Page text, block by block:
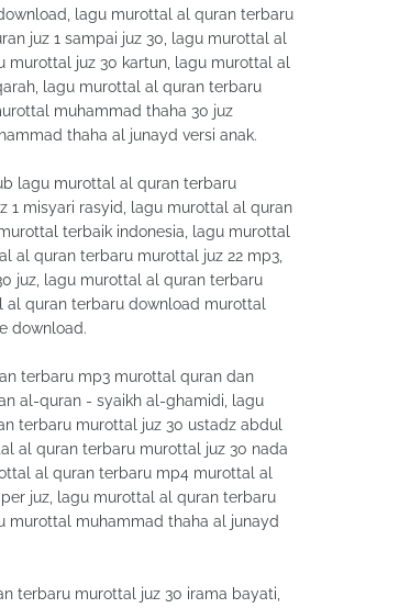
lagu murottal al quran terbaru
juz 1 sampai juz 30, lagu murottal al
juz 30 kartun, lagu murottal al
lagu murottal al quran terbaru
muhammad thaha 30 juz
thaha al junayd versi anak.
lagu murottal al quran terbaru
1 misyari rasyid, lagu murottal al quran
terbaik indonesia, lagu murottal
al quran terbaru murottal juz 22 mp3,
juz, lagu murottal al quran terbaru
quran terbaru download murottal
download.
terbaru mp3 murottal quran dan
al-quran - syaikh al-ghamidi, lagu
terbaru murottal juz 30 ustadz abdul
al quran terbaru murottal juz 30 nada
al quran terbaru mp4 murottal al
juz, lagu murottal al quran terbaru
murottal muhammad thaha al junayd
terbaru murottal juz 30 irama bayati,